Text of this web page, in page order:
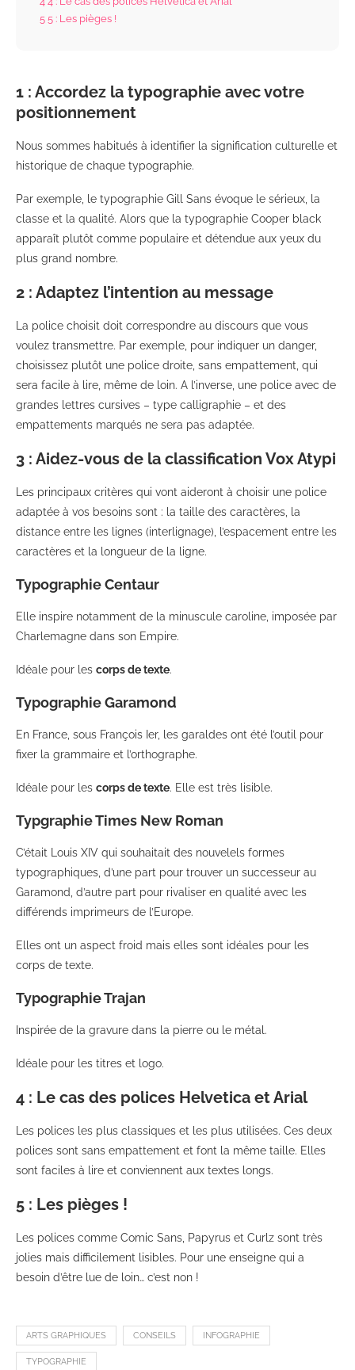
55 : Les pièges !
1 : Accordez la typographie avec votre
positionnement
Nous sommes habitués à identifier la signification culturelle et
historique de chaque typographie.
Par exemple, le typographie Gill Sans évoque le sérieux, la
classe et la qualité. Alors que la typographie Cooper black
apparaît plutôt comme populaire et détendue aux yeux du
plus grand nombre.
2 : Adaptez l’intention au message
La police choisit doit correspondre au discours que vous
voulez transmettre. Par exemple, pour indiquer un danger,
choisissez plutôt une police droite, sans empattement, qui
sera facile à lire, même de loin. A l’inverse, une police avec de
grandes lettres cursives – type calligraphie – et des
empattements marqués ne sera pas adaptée.
3 : Aidez-vous de la classification Vox Atypi
Les principaux critères qui vont aideront à choisir une police
adaptée à vos besoins sont : la taille des caractères, la
distance entre les lignes (interlignage), l’espacement entre les
caractères et la longueur de la ligne.
Typographie Centaur
Elle inspire notamment de la minuscule caroline, imposée par
Charlemagne dans son Empire.
Idéale pour les corps de texte.
Typographie Garamond
En France, sous François Ier, les garaldes ont été l’outil pour
fixer la grammaire et l’orthographe.
Idéale pour les corps de texte. Elle est très lisible.
Typgraphie Times New Roman
C’était Louis XIV qui souhaitait des nouvelels formes
typographiques, d’une part pour trouver un successeur au
Garamond, d’autre part pour rivaliser en qualité avec les
différends imprimeurs de l’Europe.
Elles ont un aspect froid mais elles sont idéales pour les
corps de texte.
Typographie Trajan
Inspirée de la gravure dans la pierre ou le métal.
Idéale pour les titres et logo.
4 : Le cas des polices Helvetica et Arial
Les polices les plus classiques et les plus utilisées. Ces deux
polices sont sans empattement et font la même taille. Elles
sont faciles à lire et conviennent aux textes longs.
5 : Les pièges !
Les polices comme Comic Sans, Papyrus et Curlz sont très
jolies mais difficilement lisibles. Pour une enseigne qui a
besoin d’être lue de loin… c’est non !
ARTS GRAPHIQUES CONSEILS INFOGRAPHIE
TYPOGRAPHIE